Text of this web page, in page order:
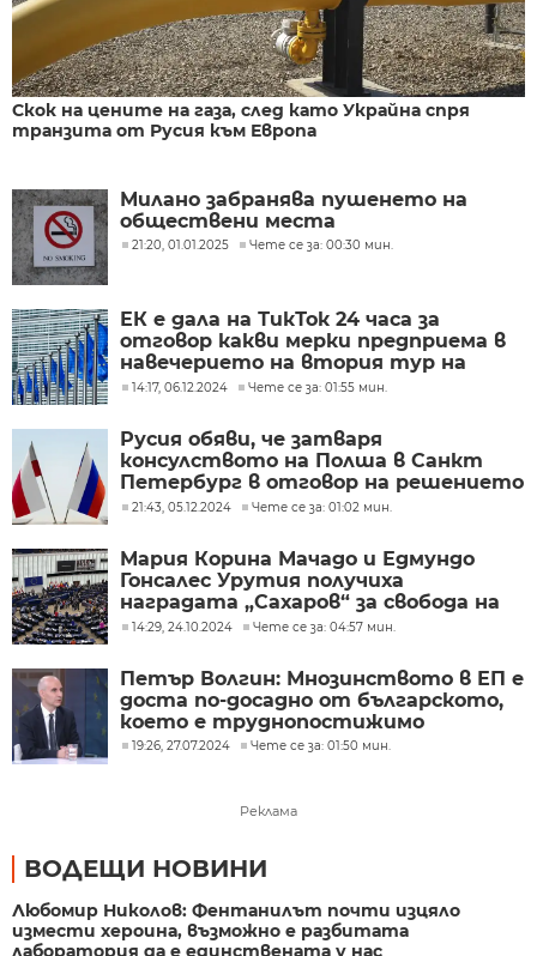
Скок на цените на газа, след като Украйна спря
транзита от Русия към Европа
Милано забранява пушенето на
обществени места
21:20, 01.01.2025 Чете се за: 00:30 мин.
ЕК е дала на ТикТок 24 часа за
отговор какви мерки предприема в
навечерието на втория тур на
вота в Румъния
14:17, 06.12.2024 Чете се за: 01:55 мин.
Русия обяви, че затваря
консулството на Полша в Санкт
Петербург в отговор на решението
на Варшава
21:43, 05.12.2024 Чете се за: 01:02 мин.
Мария Корина Мачадо и Едмундо
Гонсалес Урутия получиха
наградата „Сахаров“ за свобода на
мисълта за 2024 г.
14:29, 24.10.2024 Чете се за: 04:57 мин.
Петър Волгин: Мнозинството в ЕП е
доста по-досадно от българското,
което е труднопостижимо
19:26, 27.07.2024 Чете се за: 01:50 мин.
Реклама
ВОДЕЩИ НОВИНИ
Любомир Николов: Фентанилът почти изцяло
измести хероина, възможно е разбитата
лаборатория да е единствената у нас